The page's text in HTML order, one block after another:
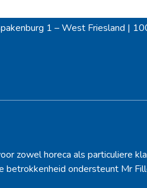
1 – West Friesland |
zowel horeca als particuliere
betrokkenheid ondersteunt Mr